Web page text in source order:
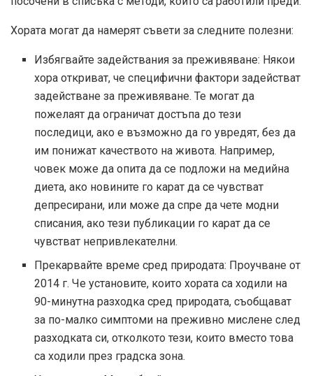
Хората могат да намерят съвети за следните полезни:
Избягвайте задействания за преживяване: Някои
хора откриват, че специфични фактори задействат
задействане за преживяване. Те могат да
пожелаят да ограничат достъпа до тези
последици, ако е възможно да го увредят, без да
им понижат качеството на живота. Например,
човек може да опита да се подложи на медийна
диета, ако новините го карат да се чувстват
депресирани, или може да спре да чете модни
списания, ако тези публикации го карат да се
чувстват непривлекателни.
Прекарвайте време сред природата: Проучване от
2014 г. Че установите, които хората са ходили на
90-минутна разходка сред природата, съобщават
за по-малко симптоми на преживно мислене след
разходката си, отколкото тези, които вместо това
са ходили през градска зона.